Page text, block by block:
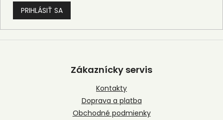
PRIHLÁSIŤ SA
Z
Zákaznícky servis
Kontakty
Doprava a platba
Obchodné podmienky